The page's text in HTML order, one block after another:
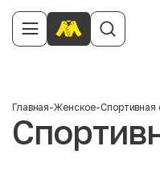
Главная-Женское-Спортивная